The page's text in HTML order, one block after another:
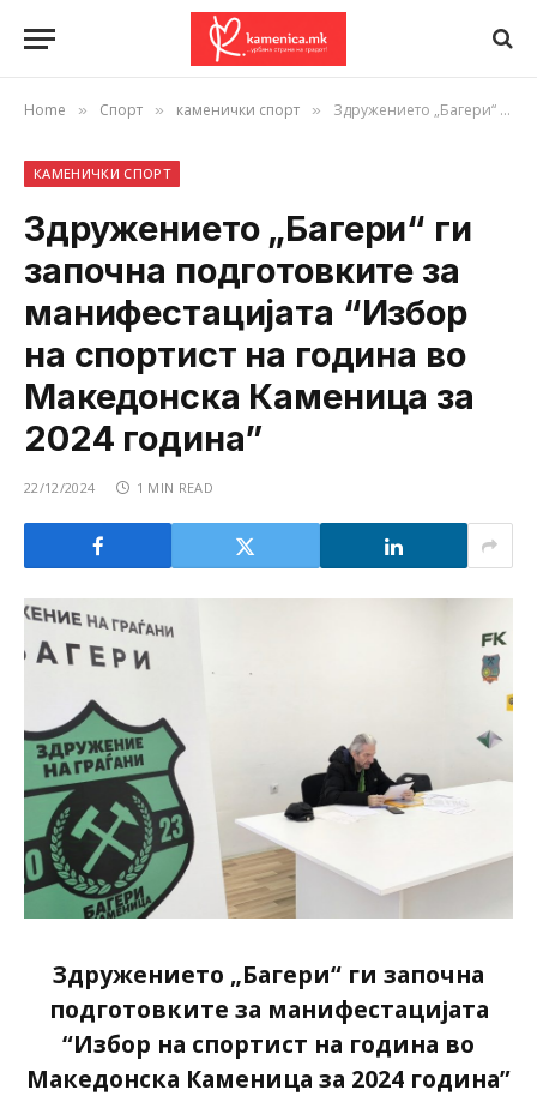
Home » Спорт » каменички спорт » Здружението „Багери“ ги започна подготовките за манифестацијата “Избор на спортист на година во Македонска Каменица за 2024 година”
КАМЕНИЧКИ СПОРТ
Здружението „Багери“ ги
започна подготовките за
манифестацијата “Избор
на спортист на година во
Македонска Каменица за
2024 година”
22/12/2024 1 MIN READ
Здружението „Багери“ ги започна
подготовките за манифестацијата
“Избор на спортист на година во
Македонска Каменица за 2024 година”